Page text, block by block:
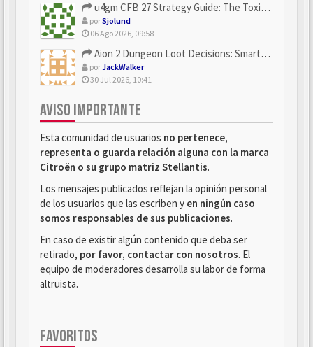
u4gm CFB 27 Strategy Guide: The Toxic Offensive Scheme Your ...
porSjolund
06 Ago 2026, 09:58
Aion 2 Dungeon Loot Decisions: Smarter Runs With U4N
porJackWalker
30 Jul 2026, 10:41
AVISO IMPORTANTE
Esta comunidad de usuarios no pertenece,
representa o guarda relación alguna con la marca
Citroën o su grupo matriz Stellantis.
Los mensajes publicados reflejan la opinión personal
de los usuarios que las escriben y en ningún caso
somos responsables de sus publicaciones.
En caso de existir algún contenido que deba ser
retirado, por favor, contactar con nosotros. El
equipo de moderadores desarrolla su labor de forma
altruista.
FAVORITOS